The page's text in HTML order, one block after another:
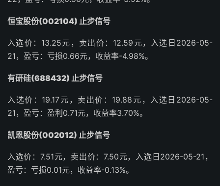
恒宝股份(002104) 止步信号
入选价：13.25元，卖出价：12.59元，入选日2026-05-
21，盈亏：亏损0.66元，收益率-4.98%。
有研硅(688432) 止步信号
入选价：19.17元，卖出价：19.88元，入选日2026-05-
21，盈亏：盈利0.71元，收益率3.70%。
凯恩股份(002012) 止步信号
入选价：7.51元，卖出价：7.50元，入选日2026-05-21，
盈亏：亏损0.01元，收益率-0.13%。